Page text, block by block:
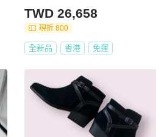
TWD 26,658
現折 800
全新品 香港 免運